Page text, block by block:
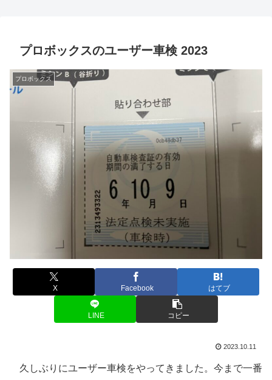
プロボックスのユーザー車検 2023
プロボックス
X Facebook はてブ
LINE コピー
2023.10.11
久しぶりにユーザー車検をやってきました。今まで一番